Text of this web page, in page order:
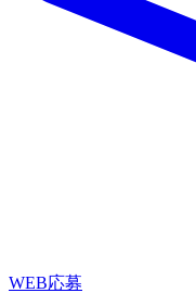
WEB応募